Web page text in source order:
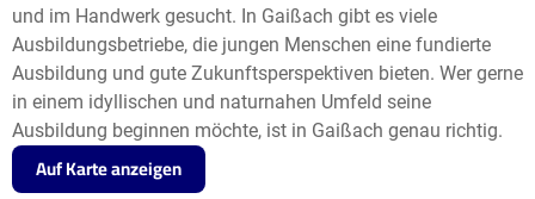
und im Handwerk gesucht. In Gaißach gibt es viele
Ausbildungsbetriebe, die jungen Menschen eine fundierte
Ausbildung und gute Zukunftsperspektiven bieten. Wer gerne
in einem idyllischen und naturnahen Umfeld seine
Ausbildung beginnen möchte, ist in Gaißach genau richtig.
Auf Karte anzeigen